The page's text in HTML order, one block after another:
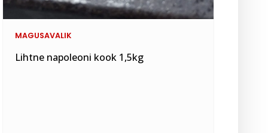
MAGUSAVALIK
Lihtne napoleoni kook 1,5kg